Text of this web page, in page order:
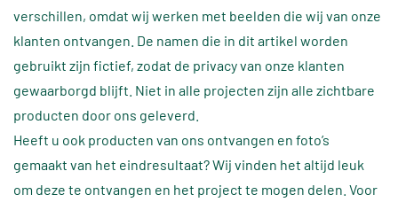
verschillen, omdat wij werken met beelden die wij van onze
klanten ontvangen. De namen die in dit artikel worden
gebruikt zijn fictief, zodat de privacy van onze klanten
gewaarborgd blijft. Niet in alle projecten zijn alle zichtbare
producten door ons geleverd.
Heeft u ook producten van ons ontvangen en foto’s
gemaakt van het eindresultaat? Wij vinden het altijd leuk
om deze te ontvangen en het project te mogen delen. Voor